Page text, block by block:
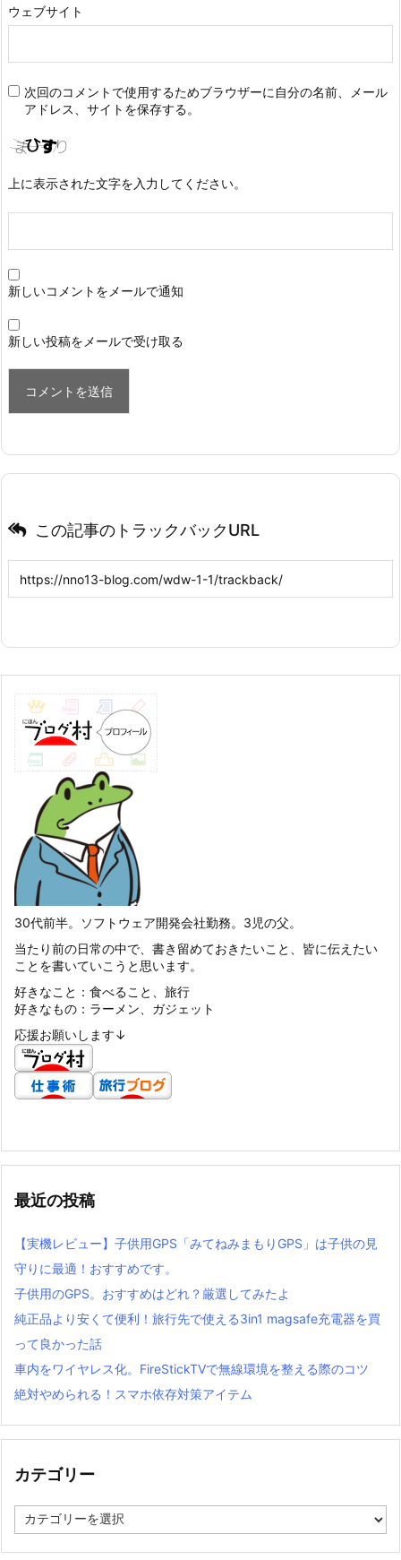
ウェブサイト
次回のコメントで使用するためブラウザーに自分の名前、メール
アドレス、サイトを保存する。
上に表示された文字を入力してください。
新しいコメントをメールで通知
新しい投稿をメールで受け取る
この記事のトラックバックURL
30代前半。ソフトウェア開発会社勤務。3児の父。
当たり前の日常の中で、書き留めておきたいこと、皆に伝えたい
ことを書いていこうと思います。
好きなこと：食べること、旅行
好きなもの：ラーメン、ガジェット
応援お願いします↓
最近の投稿
【実機レビュー】子供用GPS「みてねみまもりGPS」は子供の見
守りに最適！おすすめです。
子供用のGPS。おすすめはどれ？厳選してみたよ
純正品より安くて便利！旅行先で使える3in1 magsafe充電器を買
って良かった話
車内をワイヤレス化。FireStickTVで無線環境を整える際のコツ
絶対やめられる！スマホ依存対策アイテム
カテゴリー
テ